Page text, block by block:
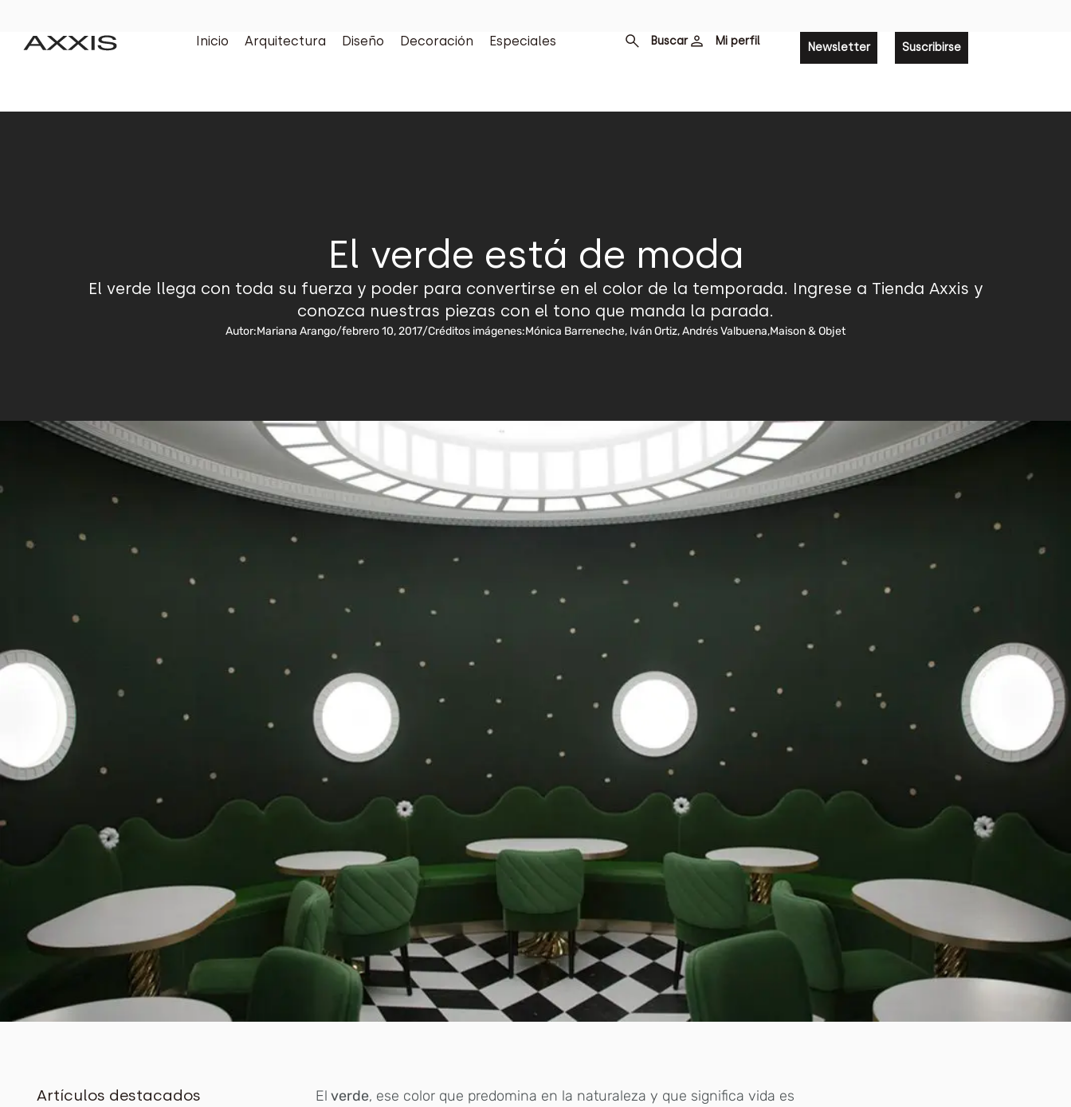
Inicio Arquitectura Diseño Decoración Especiales Buscar Mi perfil Newsletter Suscribirse
El verde está de moda
El verde llega con toda su fuerza y poder para convertirse en el color de la temporada. Ingrese a Tienda Axxis y
conozca nuestras piezas con el tono que manda la parada.
Autor:Mariana Arango/febrero 10, 2017/Créditos imágenes:Mónica Barreneche, Iván Ortiz, Andrés Valbuena,Maison & Objet
Artículos destacados El verde, ese color que predomina en la naturaleza y que significa vida es